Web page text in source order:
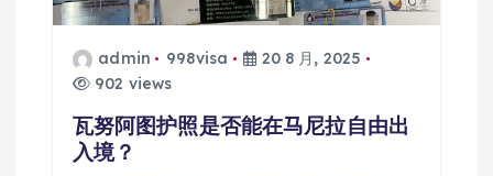
admin 998visa
20 8 月, 2025
902 views
瓦努阿图护照是否能在马尼拉自由出
入境？